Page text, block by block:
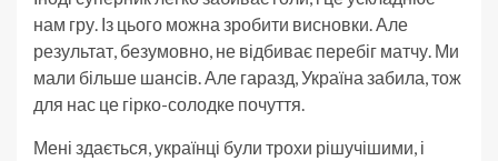
нам гру. Із цього можна зробити висновки. Але
результат, безумовно, не відбиває перебіг матчу. Ми
мали більше шансів. Але гаразд, Україна забила, тож
для нас це гірко-солодке почуття.
Мені здається, українці були трохи рішучішими, і